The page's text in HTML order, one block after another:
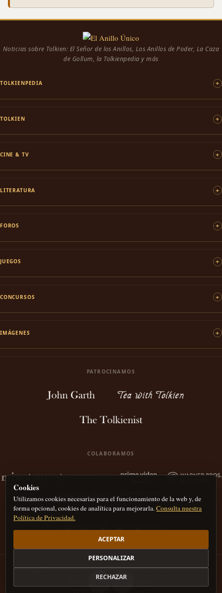
Noticias sobre Tolkien: El Señor de los Anillos, Los Anillos de Poder, La Caza
de Gollum, la Tolkienpedia y más
TOLKIENPEDIA
TOLKIEN
CINE & TV
LITERATURA
FOROS
JUEGOS
CONCURSOS
IMÁGENES
PATROCINAMOS
COLABORAMOS
Nota legalPolítica de privacidadPolítica de CookiesDerechos de autorIA
Sobre El Anillo Único – Contacto
Cookies
Utilizamos cookies necesarias para el funcionamiento de la web y, de
forma opcional, cookies de analítica para mejorarla.Consulta nuestra
Política de Privacidad.
ACEPTAR
PERSONALIZAR
RECHAZAR